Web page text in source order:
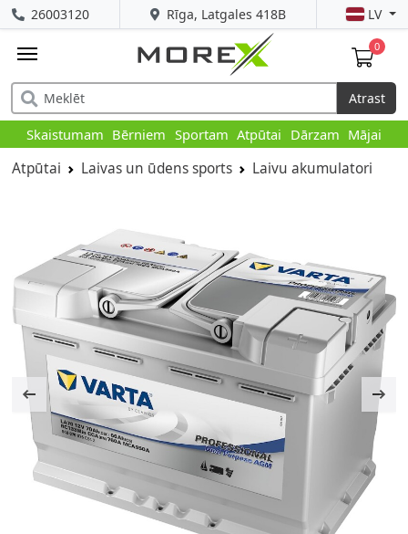
Rīga, Latgales 418B
26003120 LV
0
Atrast
Skaistumam Bērniem Sportam Atpūtai Dārzam Mājai
Atpūtai Laivas un ūdens sports Laivu akumulatori